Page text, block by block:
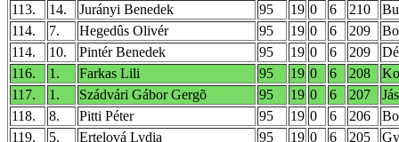
113.
14. Jurányi Benedek 95 19 0 6 210
114.
7. Hegedûs Olivér 95 19 0 6 209
114.
10. Pintér Benedek 95 19 0 6 209
116.
1. Farkas Lili 95 19 0 6 208
117.
1. Szádvári Gábor Gergõ 95 19 0 6 207
118.
8. Pitti Péter 95 19 0 6 206
119.
5. Ertelová Lydia 95 19 0 6 205